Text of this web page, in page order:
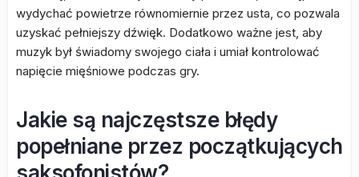
wydychać powietrze równomiernie przez usta, co pozwala
uzyskać pełniejszy dźwięk. Dodatkowo ważne jest, aby
muzyk był świadomy swojego ciała i umiał kontrolować
napięcie mięśniowe podczas gry.
Jakie są najczęstsze błędy
popełniane przez początkujących